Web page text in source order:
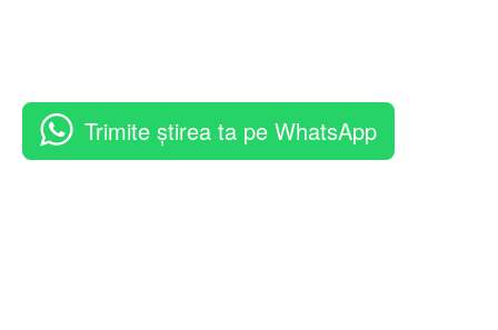
Trimite știrea ta pe WhatsApp